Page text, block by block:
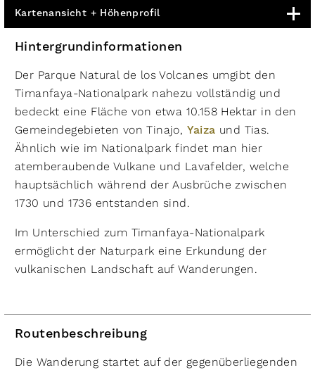
Kartenansicht + Höhenprofil
Hintergrundinformationen
Der Parque Natural de los Volcanes umgibt den
Timanfaya-Nationalpark nahezu vollständig und
bedeckt eine Fläche von etwa 10.158 Hektar in den
Gemeindegebieten von Tinajo, Yaiza und Tias.
Ähnlich wie im Nationalpark findet man hier
atemberaubende Vulkane und Lavafelder, welche
hauptsächlich während der Ausbrüche zwischen
1730 und 1736 entstanden sind.
Im Unterschied zum Timanfaya-Nationalpark
ermöglicht der Naturpark eine Erkundung der
vulkanischen Landschaft auf Wanderungen.
Routenbeschreibung
Die Wanderung startet auf der gegenüberliegenden